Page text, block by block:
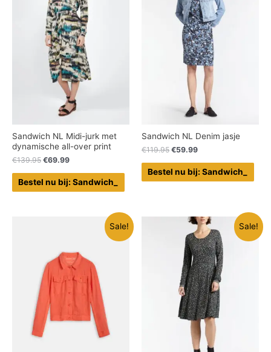
Sandwich NL Midi-jurk met
dynamische all-over print
€139.95 €69.99
Bestel nu bij: Sandwich_
Sandwich NL Denim jasje
€119.95 €59.99
Bestel nu bij: Sandwich_
Sale! Sale!